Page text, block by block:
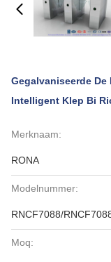
Gegalvaniseerde De
Intelligent Klep Bi
Merknaam:
RONA
Modelnummer:
RNCF7088/
Moq: